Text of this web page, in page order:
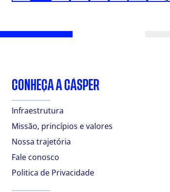
CONHEÇA A CÁSPER
Infraestrutura
Missão, princípios e valores
Nossa trajetória
Fale conosco
Politica de Privacidade